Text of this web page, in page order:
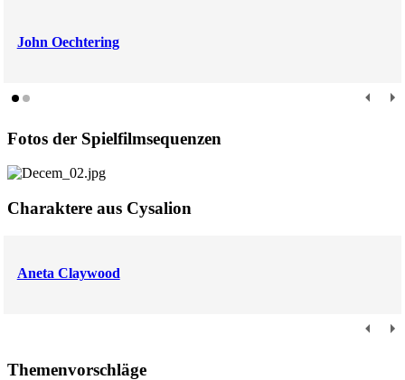
John Oechtering
Fotos der Spielfilmsequenzen
Charaktere aus Cysalion
Aneta Claywood
Themenvorschläge